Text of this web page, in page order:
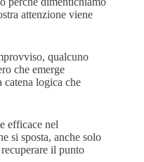
attenzione viene
qualcuno
che emerge
catena logica che
efficace nel
si sposta, anche solo
il punto